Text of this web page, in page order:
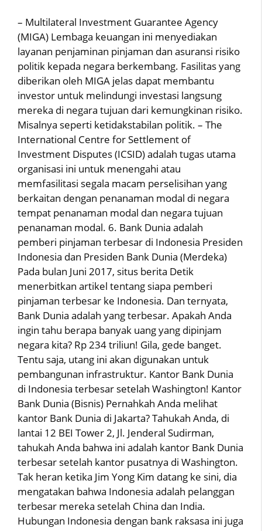
– Multilateral Investment Guarantee Agency
(MIGA) Lembaga keuangan ini menyediakan
layanan penjaminan pinjaman dan asuransi risiko
politik kepada negara berkembang. Fasilitas yang
diberikan oleh MIGA jelas dapat membantu
investor untuk melindungi investasi langsung
mereka di negara tujuan dari kemungkinan risiko.
Misalnya seperti ketidakstabilan politik. – The
International Centre for Settlement of
Investment Disputes (ICSID) adalah tugas utama
organisasi ini untuk menengahi atau
memfasilitasi segala macam perselisihan yang
berkaitan dengan penanaman modal di negara
tempat penanaman modal dan negara tujuan
penanaman modal. 6. Bank Dunia adalah
pemberi pinjaman terbesar di Indonesia Presiden
Indonesia dan Presiden Bank Dunia (Merdeka)
Pada bulan Juni 2017, situs berita Detik
menerbitkan artikel tentang siapa pemberi
pinjaman terbesar ke Indonesia. Dan ternyata,
Bank Dunia adalah yang terbesar. Apakah Anda
ingin tahu berapa banyak uang yang dipinjam
negara kita? Rp 234 triliun! Gila, gede banget.
Tentu saja, utang ini akan digunakan untuk
pembangunan infrastruktur. Kantor Bank Dunia
di Indonesia terbesar setelah Washington! Kantor
Bank Dunia (Bisnis) Pernahkah Anda melihat
kantor Bank Dunia di Jakarta? Tahukah Anda, di
lantai 12 BEI Tower 2, Jl. Jenderal Sudirman,
tahukah Anda bahwa ini adalah kantor Bank Dunia
terbesar setelah kantor pusatnya di Washington.
Tak heran ketika Jim Yong Kim datang ke sini, dia
mengatakan bahwa Indonesia adalah pelanggan
terbesar mereka setelah China dan India.
Hubungan Indonesia dengan bank raksasa ini juga